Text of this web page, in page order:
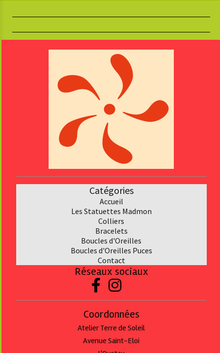
Catégories
Accueil
Les Statuettes Madmon
Colliers
Bracelets
Boucles d'Oreilles
Boucles d'Oreilles Puces
Contact
Réseaux sociaux
 
Coordonnées
Atelier Terre de Soleil
Avenue Saint-Eloi